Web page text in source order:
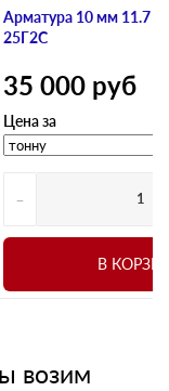
Арматура 10 мм 11.7 м
25Г2С
35 000 руб
Цена за
-
В
возим